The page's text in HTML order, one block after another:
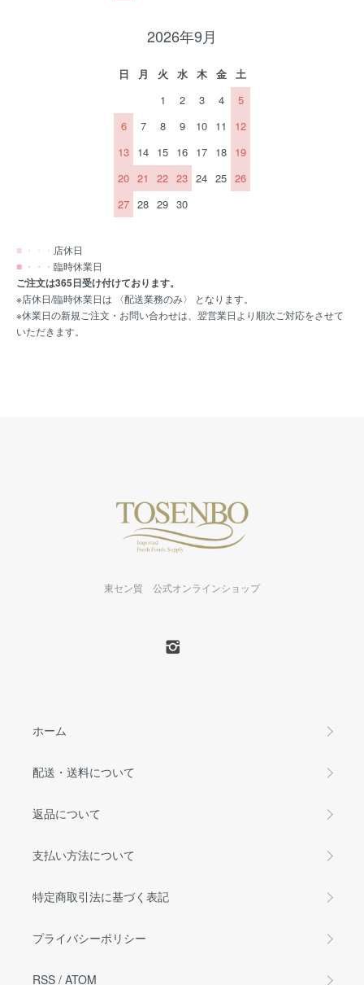
2026年9月
日 月 火 水 木 金
土
1
2 3 4
5
6
7 8 9 10 11
12
13 14 15 16 17 18 19
20 21 22 23 24 25 26
27 28 29 30
■ ・・・ 店休日
■ ・・・ 臨時休業日
ご注文は365日受け付けております。
※店休日/臨時休業日は 〈配送業務のみ〉 となります。
※休業日の新規ご注文・お問い合わせは、翌営業日より順次ご対応をさせて
いただきます。
東セン貿 公式オンラインショップ
ホーム
配送・送料について
返品について
支払い方法について
特定商取引法に基づく表記
プライバシーポリシー
RSS / ATOM